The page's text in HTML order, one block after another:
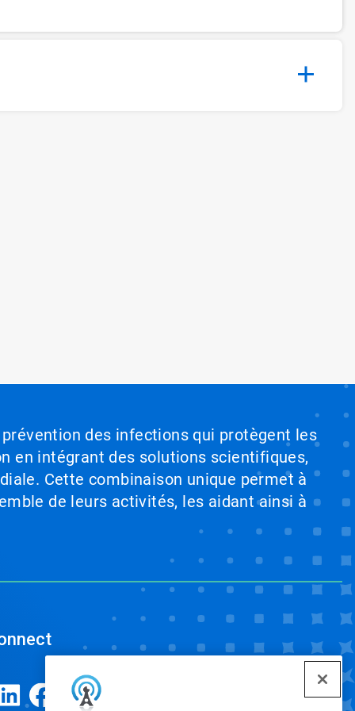
des infections qui protègent les
en intégrant des solutions scientifiques,
Cette combinaison unique permet à
de leurs activités, les aidant ainsi à